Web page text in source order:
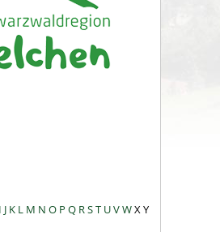
I J K L M N O P Q RST UVWXY